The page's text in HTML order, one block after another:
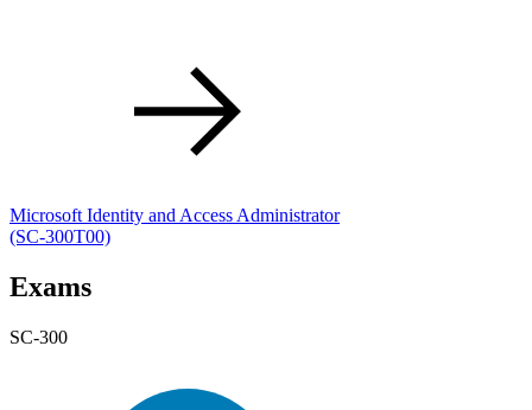
Microsoft Identity and Access Administrator
(SC-300T00)
Exams
SC-300